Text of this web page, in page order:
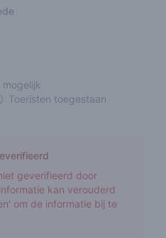
mogelijk
Toeristen toegestaan
geverifieerd door
kan verouderd
om de informatie bij te